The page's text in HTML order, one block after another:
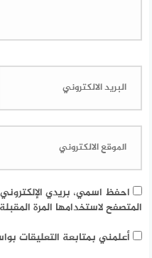
احفظ اسمي، بريدي
المتصفح لاستخدامها المرة
أعلمني بمتابعة التعليقات